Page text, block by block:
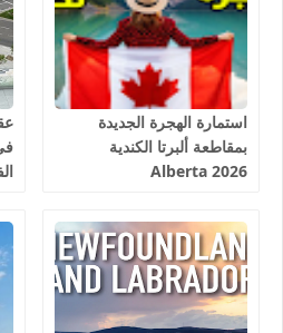
استمارة الهجرة الجديدة
بمقاطعة ألبرتا الكندية
Alberta 2026